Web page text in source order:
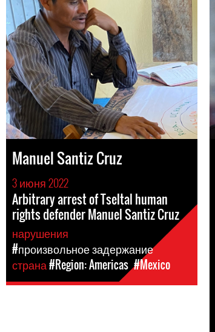
Manuel Santiz Cruz
3 июня 2022
Arbitrary arrest of Tseltal human
rights defender Manuel Santiz Cruz
нарушения
#произвольное задержание
страна#Region: Americas #Mexico